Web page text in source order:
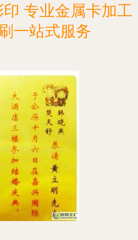
专业金属卡加工
一站式服务